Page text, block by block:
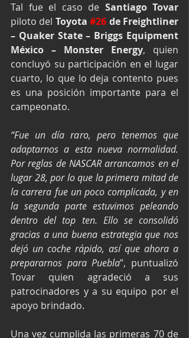
Tal fue el caso de Santiago Tovar
piloto del Toyota #26 de Freightliner
– Quaker State – Briggs Equipment
México – Monster Energy, quien
concluyó su participación en el lugar
cuarto, lo que lo deja contento pues
es una posición importante para el
campeonato.
“Fue un día raro, pero tenemos que
adaptarnos a esta nueva normalidad.
Por reglas de NASCAR arrancamos en el
lugar 28, por lo que la primera mitad de
la carrera fue un poco complicada, y en
la segunda parte estuvimos peleando
dentro del top ten. Ello se consolidó
gracias a una buena estrategia que nos
dejó un coche rápido, así que ahora a
prepararnos para Puebla”, puntualizó
Tovar quien agradeció a sus
patrocinadores y a su equipo por el
apoyo brindado.
Una vez cumplida las primeras 70 de